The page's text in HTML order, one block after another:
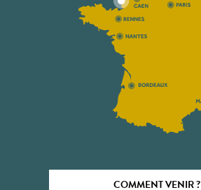
COMMENT VENIR ?